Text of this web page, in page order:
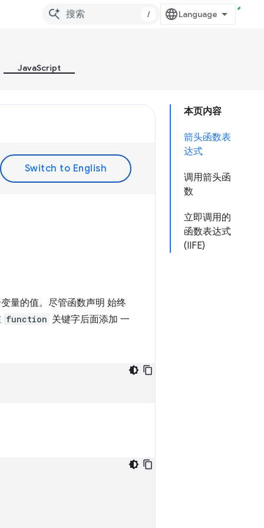
/
JavaScript
本页内容
箭头函数表
达式
调用箭头函
数
立即调用的
函数表达式
(IIFE)
量的值。尽管函数声明 始终
function 关键字后面添加 一